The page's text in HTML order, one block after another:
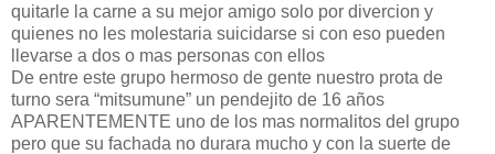
quitarle la carne a su mejor amigo solo por divercion y
quienes no les molestaria suicidarse si con eso pueden
llevarse a dos o mas personas con ellos
De entre este grupo hermoso de gente nuestro prota de
turno sera “mitsumune” un pendejito de 16 años
APARENTEMENTE uno de los mas normalitos del grupo
pero que su fachada no durara mucho y con la suerte de